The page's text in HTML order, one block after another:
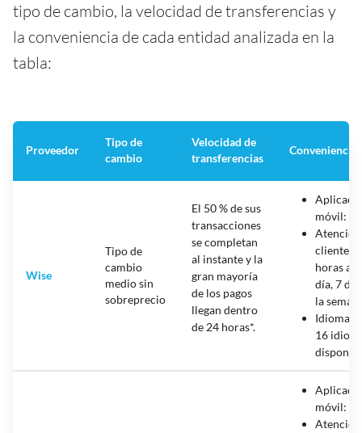
tipo de cambio, la velocidad de transferencias y
la conveniencia de cada entidad analizada en la
tabla:
Proveedor
Tipo de
cambio
Velocidad de
transferencias
Conveniencia
Wise
Tipo de
cambio
medio sin
sobreprecio
El 50 % de sus
transacciones
se completan
al instante y la
gran mayoría
de los pagos
llegan dentro
de 24 horas*.
móvil: sí
cliente:
horas al
día, 7
la
Idiomas:
16
móvil: Sí